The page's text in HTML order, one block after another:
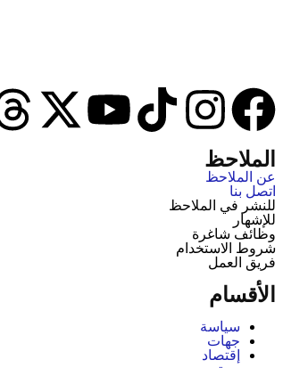
الملاحظ
عن الملاحظ
اتصل بنا
للنشر في الملاحظ
للإشهار
وظائف شاغرة
شروط الاستخدام
فريق العمل
الأقسام
سياسة
جهات
إقتصاد